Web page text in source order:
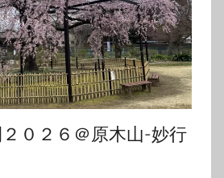
０２６＠原木山-妙行